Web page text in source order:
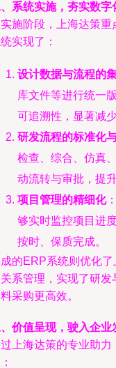
系统实施，夯实数字
施阶段，上海达策
实现了：
设计数据与流程的
库文件等进行统一
可追溯性，显著减
研发流程的标准化
检查、综合、仿真
动流转与审批，提
项目管理的精细化
够实时监控项目进
按时、保质完成。
的ERP系统则优化
系管理，实现了研
采购更高效。
价值呈现，驶入企业
上海达策的专业助